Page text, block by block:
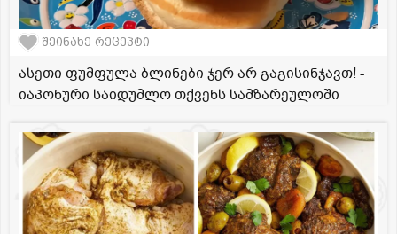
შეინახე რეცეპტი
ასეთი ფუმფულა ბლინები ჯერ არ გაგისინჯავთ! -
იაპონური საიდუმლო თქვენს სამზარეულოში